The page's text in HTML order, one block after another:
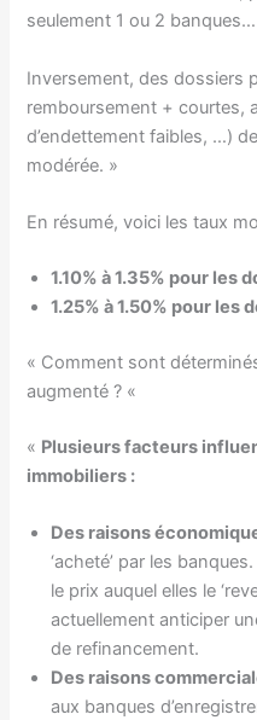
seulement 1 ou 2 banques…
Inversement, des dossiers
remboursement + courtes,
d’endettement faibles, …)
modérée. »
En résumé, voici les taux
1.10% à 1.35% pour les
1.25% à 1.50% pour les
« Comment sont
augmenté ? «
« Plusieurs facteurs
immobiliers :
Des raisons
‘acheté’ par les
le prix auquel elles le
actuellement anticiper
de refinancement.
Des raisons
aux banques